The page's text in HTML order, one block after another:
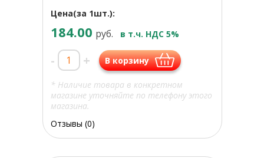
Цена(за 1шт.):
184.00 руб. в т.ч. НДС 5%
- + В корзину
* Наличие товара в конкретном
магазине уточняйте по телефону этого
магазина.
Отзывы (0)